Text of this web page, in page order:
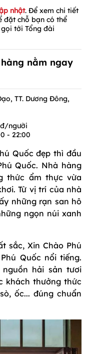
nhật. Để xem chi tiết
đặt chỗ bạn có thể
tới Tổng đài
nằm ngay
TT. Dương Đông,
người
- 22:00
Quốc đẹp thì đầu
Quốc. Nhà hàng
thức ẩm thực vừa
Từ vị trí của nhà
những rạn san hô
ngọn núi xanh
sắc, Xin Chào Phú
Quốc nổi tiếng.
hải sản tươi
khách thưởng thức
ốc... đúng chuẩn